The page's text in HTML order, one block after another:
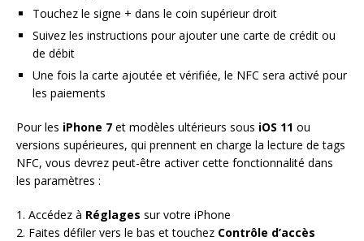
Touchez le signe + dans le coin supérieur droit
Suivez les instructions pour ajouter une carte de crédit ou
de débit
Une fois la carte ajoutée et vérifiée, le NFC sera activé pour
les paiements
Pour les iPhone 7 et modèles ultérieurs sous iOS 11 ou
versions supérieures, qui prennent en charge la lecture de tags
NFC, vous devrez peut-être activer cette fonctionnalité dans
les paramètres :
1. Accédez à Réglages sur votre iPhone
2. Faites défiler vers le bas et touchez Contrôle d’accès